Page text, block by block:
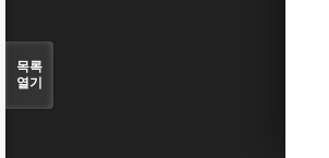
목록
열기